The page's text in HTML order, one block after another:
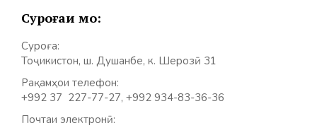
Суроғаи мо:
Суроға:
Тоҷикистон, ш. Душанбе, к. Шерозӣ 31
Рақамҳои телефон:
+992 37 227-77-27, +992 934-83-36-36
Почтаи электронӣ: